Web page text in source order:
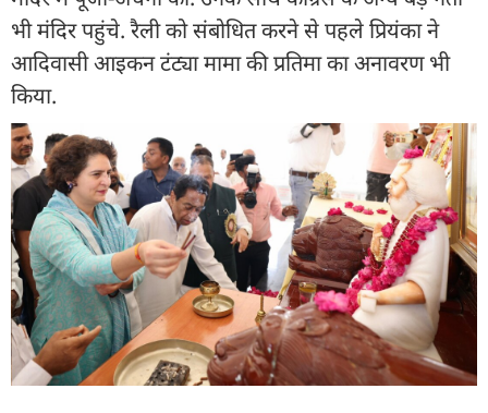
भी मंदिर पहुंचे. रैली को संबोधित करने से पहले प्रियंका ने
आदिवासी आइकन टंट्या मामा की प्रतिमा का अनावरण भी
किया.